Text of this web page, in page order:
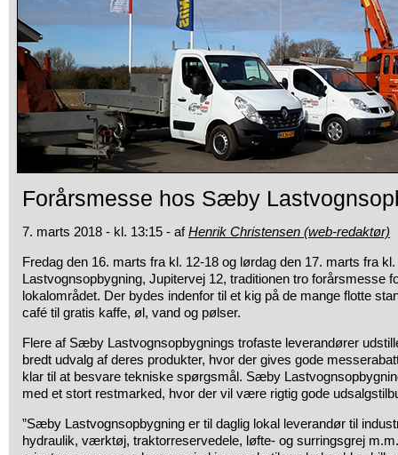
Forårsmesse hos Sæby
7. marts 2018 - kl. 13:15 - afHenrik Christensen (web-redaktør)
Fredag den 16. marts fra kl. 12-18 og lørdag den 17. marts fra
Lastvognsopbygning, Jupitervej 12, traditionen tro forårsmesse
lokalområdet. Der bydes indenfor til et kig på de mange flotte
café til gratis kaffe, øl, vand og pølser.
Flere af Sæby Lastvognsopbygnings trofaste leverandører
bredt udvalg af deres produkter, hvor der gives gode
klar til at besvare tekniske spørgsmål. Sæby
med et stort restmarked, hvor der vil være rigtig gode
”Sæby Lastvognsopbygning er til daglig lokal leverandør til
hydraulik, værktøj, traktorreservedele, løfte- og surringsgrej